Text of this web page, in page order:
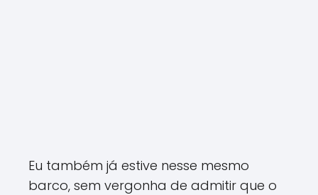
Eu também já estive nesse mesmo
barco, sem vergonha de admitir que o